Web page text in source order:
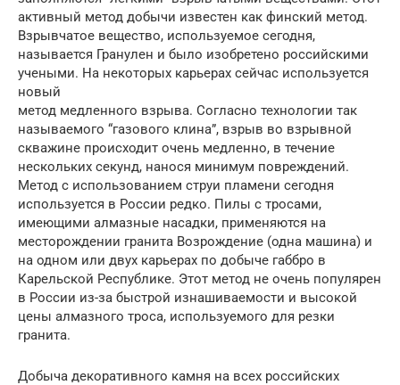
активный метод добычи известен как финский метод.
Взрывчатое вещество, используемое сегодня,
называется Гранулен и было изобретено российскими
учеными. На некоторых карьерах сейчас используется
новый
метод медленного взрыва. Согласно технологии так
называемого “газового клина”, взрыв во взрывной
скважине происходит очень медленно, в течение
нескольких секунд, нанося минимум повреждений.
Метод с использованием струи пламени сегодня
используется в России редко. Пилы с тросами,
имеющими алмазные насадки, применяются на
месторождении гранита Возрождение (одна машина) и
на одном или двух карьерах по добыче габбро в
Карельской Республике. Этот метод не очень популярен
в России из-за быстрой изнашиваемости и высокой
цены алмазного троса, используемого для резки
гранита.
Добыча декоративного камня на всех российских